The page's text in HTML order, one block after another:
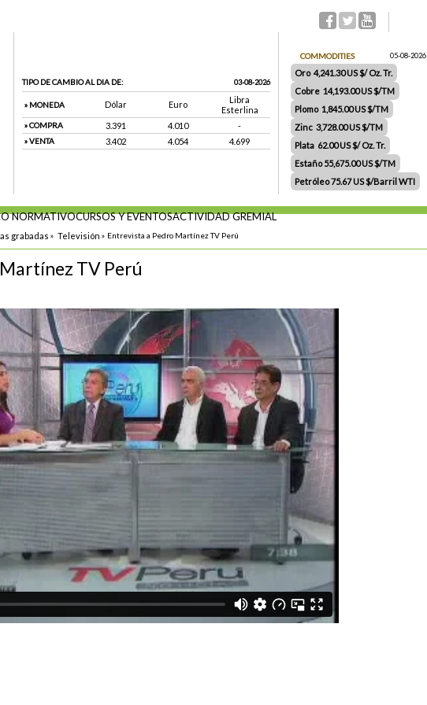
TIPO DE CAMBIO AL DIA DE: 03-08-2026
» MONEDA Dólar Euro
Libra
Esterlina
» COMPRA 3.391 4.010 -
» VENTA 3.402 4.054 4.699
COMMODITIES 05-08-2026
Oro 4,241.30 US $/ Oz. Tr.
Cobre 14,193.00 US $/TM
Plomo 1,845.00 US $/TM
Zinc 3,728.00 US $/TM
Plata 62.00 US $/ Oz. Tr.
Estaño 55,675.00 US $/TM
Petróleo 75.67 US $/Barril WTI
NORMATIVOCURSOS Y EVENTOSACTIVIDAD GREMIAL
grabadas » Televisión » Entrevista a Pedro Martínez TV Perú
TV Perú